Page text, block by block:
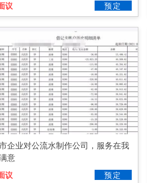
议 预定
企业对公流水制作公司，服务在我
意
议 预定